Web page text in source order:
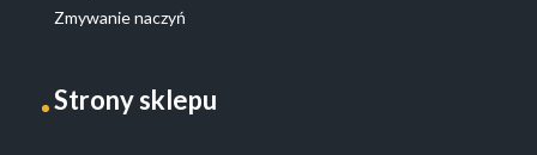
Zmywanie naczyń
Strony sklepu